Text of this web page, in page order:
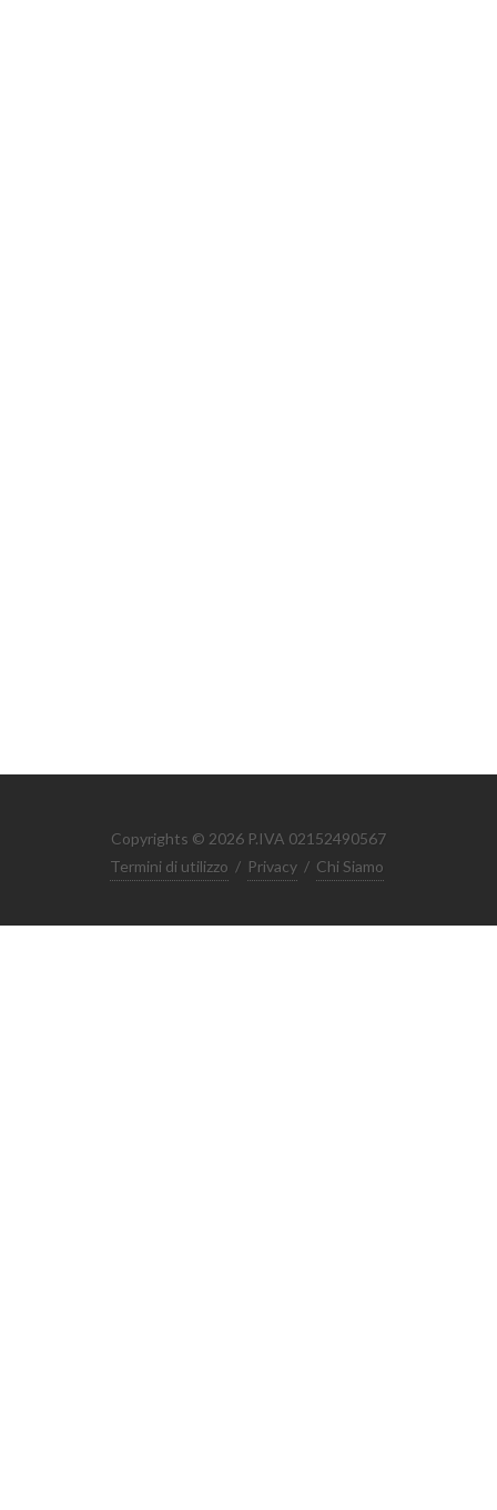
Copyrights © 2026 P.IVA 02152490567
Termini di utilizzo / Privacy / Chi Siamo